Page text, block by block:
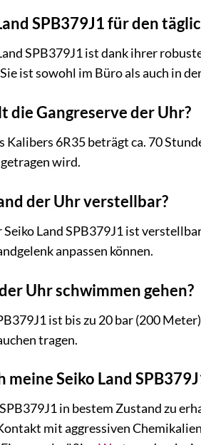
SPB379J1 für den
SPB379J1 ist dank ihrer
ist sowohl im Büro als auch in
die Gangreserve der Uhr?
Kalibers 6R35 beträgt ca. 70
wird.
der Uhr verstellbar?
Seiko Land SPB379J1 ist
anpassen können.
Uhr schwimmen gehen?
ist bis zu 20 bar (200
tragen.
meine Seiko Land
in bestem Zustand zu
mit aggressiven